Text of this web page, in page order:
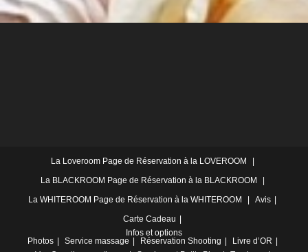
La Loveroom Page de Réservation à la LOVEROOM
La BLACKROOM Page de Réservation à la BLACKROOM
La WHITEROOM Page de Réservation à la WHITEROOM
Avis
Carte Cadeau
Infos et options
Photos
Service massage Réservation Shooting
Livre d’OR